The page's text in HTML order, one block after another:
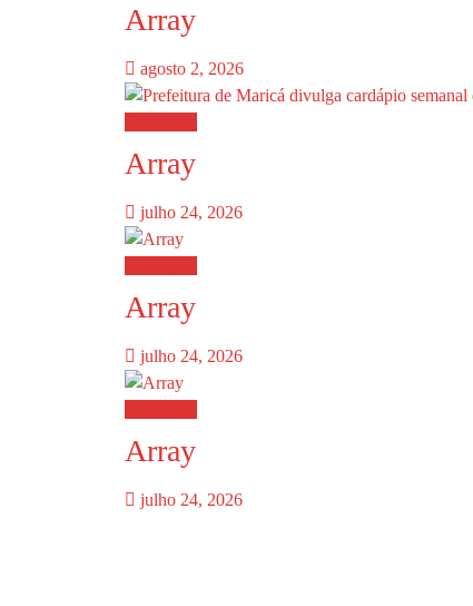
Array
agosto 2, 2026
Array
julho 24, 2026
Array
julho 24, 2026
Array
julho 24, 2026